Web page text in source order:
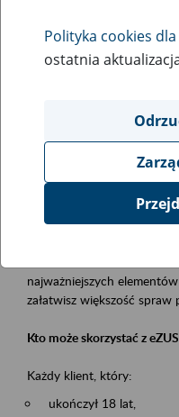
Rodzaj wydarzenia
Szkolenia
obsługa klientów
Event description
Platforma Usług
najważniejszych
załatwisz większość spraw
Kto może skorzystać z eZUS
Każdy klient, który:
ukończył 18 lat,
Polityka cookies
ostatnia